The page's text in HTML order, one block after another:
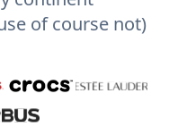
of course not)